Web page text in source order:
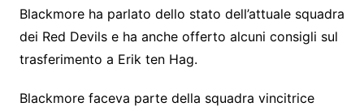
Blackmore ha parlato dello stato dell’attuale squadra
dei Red Devils e ha anche offerto alcuni consigli sul
trasferimento a Erik ten Hag.
Blackmore faceva parte della squadra vincitrice